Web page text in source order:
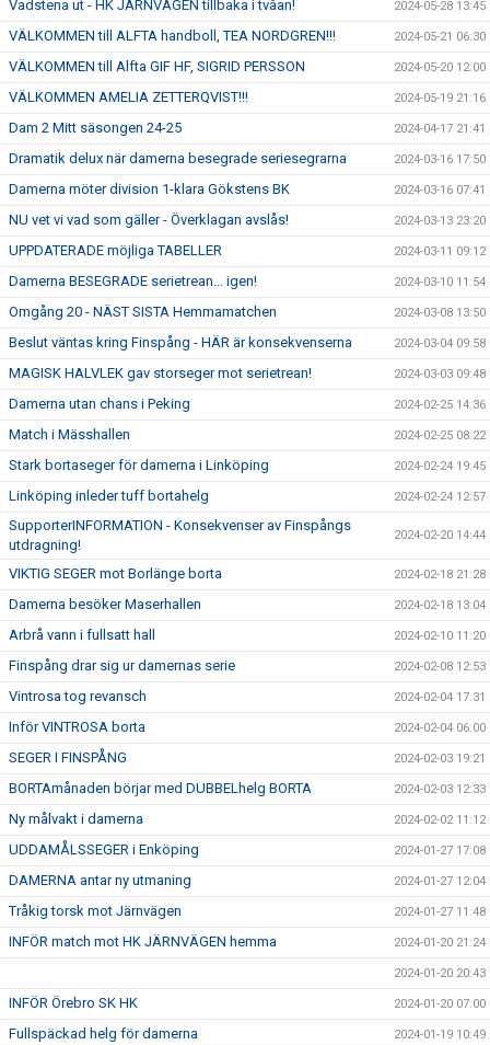
Vadstena ut - HK JÄRNVÄGEN tillbaka i tvåan! 2024-05-28 13:45
VÄLKOMMEN till ALFTA handboll, TEA NORDGREN!!! 2024-05-21 06:30
VÄLKOMMEN till Alfta GIF HF, SIGRID PERSSON 2024-05-20 12:00
VÄLKOMMEN AMELIA ZETTERQVIST!!! 2024-05-19 21:16
Dam 2 Mitt säsongen 24-25 2024-04-17 21:41
Dramatik delux när damerna besegrade seriesegrarna 2024-03-16 17:50
Damerna möter division 1-klara Gökstens BK 2024-03-16 07:41
NU vet vi vad som gäller - Överklagan avslås! 2024-03-13 23:20
UPPDATERADE möjliga TABELLER 2024-03-11 09:12
Damerna BESEGRADE serietrean... igen! 2024-03-10 11:54
Omgång 20 - NÄST SISTA Hemmamatchen 2024-03-08 13:50
Beslut väntas kring Finspång - HÄR är konsekvenserna 2024-03-04 09:58
MAGISK HALVLEK gav storseger mot serietrean! 2024-03-03 09:48
Damerna utan chans i Peking 2024-02-25 14:36
Match i Mässhallen 2024-02-25 08:22
Stark bortaseger för damerna i Linköping 2024-02-24 19:45
Linköping inleder tuff bortahelg 2024-02-24 12:57
SupporterINFORMATION - Konsekvenser av Finspångs
utdragning!
2024-02-20 14:44
VIKTIG SEGER mot Borlänge borta 2024-02-18 21:28
Damerna besöker Maserhallen 2024-02-18 13:04
Arbrå vann i fullsatt hall 2024-02-10 11:20
Finspång drar sig ur damernas serie 2024-02-08 12:53
Vintrosa tog revansch 2024-02-04 17:31
Inför VINTROSA borta 2024-02-04 06:00
SEGER I FINSPÅNG 2024-02-03 19:21
BORTAmånaden börjar med DUBBELhelg BORTA 2024-02-03 12:33
Ny målvakt i damerna 2024-02-02 11:12
UDDAMÅLSSEGER i Enköping 2024-01-27 17:08
DAMERNA antar ny utmaning 2024-01-27 12:04
Tråkig torsk mot Järnvägen 2024-01-27 11:48
INFÖR match mot HK JÄRNVÄGEN hemma 2024-01-20 21:24
2024-01-20 20:43
INFÖR Örebro SK HK 2024-01-20 07:00
Fullspäckad helg för damerna 2024-01-19 10:49